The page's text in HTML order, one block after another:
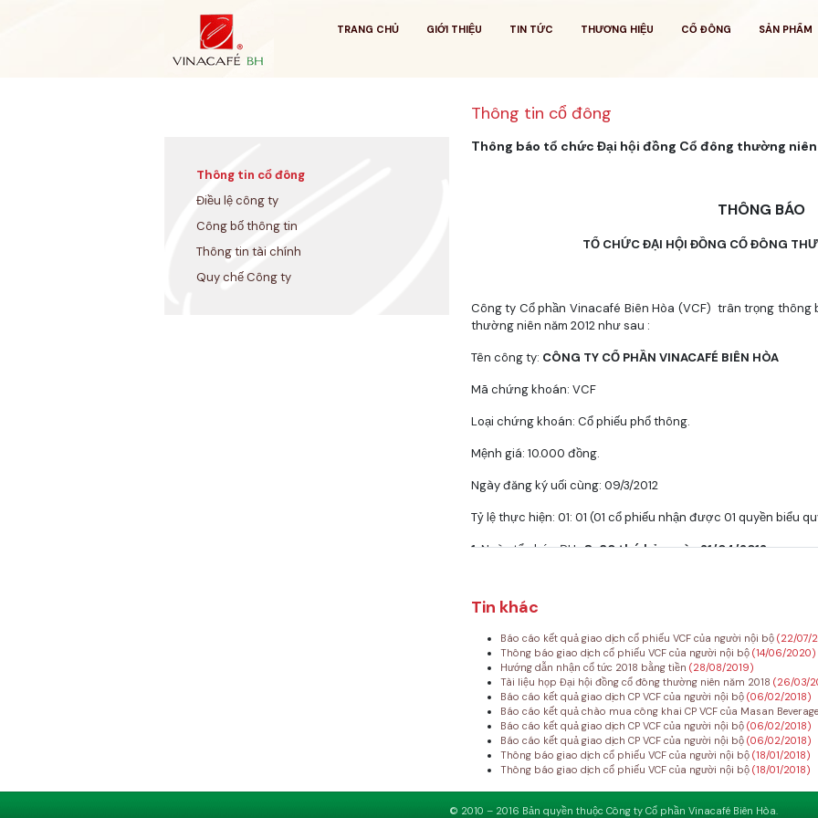
TRANG CHỦ GIỚI THIỆU TIN TỨC THƯƠNG HIỆU CỔ ĐÔNG SẢN PHẨM
Thông tin cổ đông
Thông tin cổ đông
Điều lệ công ty
Công bố thông tin
Thông tin tài chính
Quy chế Công ty
Thông báo tổ chức Đại hội đồng Cổ đông thường niên
THÔNG BÁO
TỔ CHỨC ĐẠI HỘI ĐỒNG CỔ ĐÔNG
Công ty Cổ phần Vinacafé Biên Hòa (VCF) trân trọng
thường niên năm 2012 như sau :
Tên công ty: CÔNG TY CỔ PHẦN VINACAFÉ BIÊN HÒA
Mã chứng khoán: VCF
Loại chứng khoán: Cổ phiếu phổ thông.
Mệnh giá: 10.000 đồng.
Ngày đăng ký uối cùng: 09/3/2012
Tỷ lệ thực hiện: 01: 01 (01 cổ phiếu nhận được 01 quyền biểu
1.Ngày tổ chức ĐH :8g30 thứ bảy ngày 21/04/2012
Tp. Biên Hòa, tỉnh Đồng Nai
Nội dung họp :
- Báo cáo hoạt động năm 2011 của Hội đồng Quản trị và
- Báo cáo của Ban điều hành (Ban TGĐ) về kết quả HĐKD năm
- Báo cáo của Ban Kiểm soát về kết quả kiểm tra và giám
hoạt động năm 2012;
- Trình Đại hội đồng Cổ đông phê duyệt :
- Phân phối lợi nhuận năm 2011 và kế hoạch chi trả cổ tức năm
Tin khác
Báo cáo kết quả giao dịch cổ phiếu VCF của người nội bộ (22/07/
Thông báo giao dịch cổ phiếu VCF của người nội bộ (14/06/2020)
Hướng dẫn nhận cổ tức 2018 bằng tiền (28/08/2019)
Tài liệu họp Đại hội đồng cổ đông thường niên năm 2018 (26/03/
Báo cáo kết quả giao dịch CP VCF của người nội bộ (06/02/2018)
Báo cáo kết quả chào mua công khai CP VCF của Masan Beverage
Báo cáo kết quả giao dịch CP VCF của người nội bộ (06/02/2018)
Báo cáo kết quả giao dịch CP VCF của người nội bộ (06/02/2018)
Thông báo giao dịch cổ phiếu VCF của người nội bộ (18/01/2018)
Thông báo giao dịch cổ phiếu VCF của người nội bộ (18/01/2018)
© 2010 – 2016 Bản quyền thuộc Công ty Cổ phần Vinacafé Biên Hòa.